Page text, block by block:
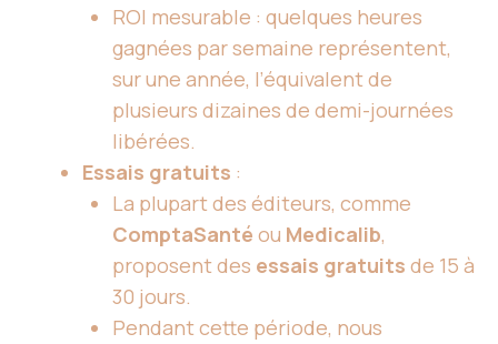
ROI mesurable : quelques heures
gagnées par semaine représentent,
sur une année, l’équivalent de
plusieurs dizaines de demi-journées
libérées.
Essais gratuits :
La plupart des éditeurs, comme
ComptaSanté ou Medicalib,
proposent des essais gratuits de 15 à
30 jours.
Pendant cette période, nous